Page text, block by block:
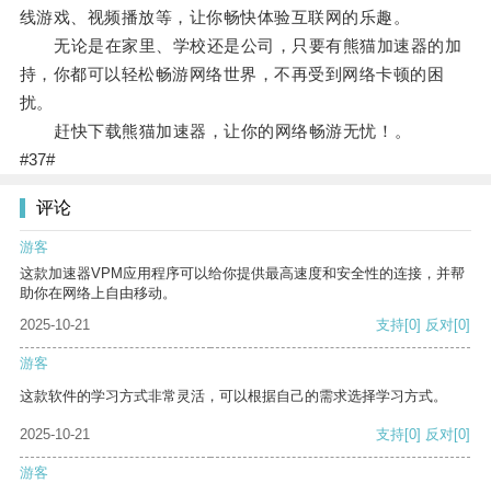
线游戏、视频播放等，让你畅快体验互联网的乐趣。
无论是在家里、学校还是公司，只要有熊猫加速器的加
持，你都可以轻松畅游网络世界，不再受到网络卡顿的困
扰。
赶快下载熊猫加速器，让你的网络畅游无忧！。
#37#
评论
游客
这款加速器VPM应用程序可以给你提供最高速度和安全性的连接，并帮
助你在网络上自由移动。
2025-10-21
支持[0] 反对[0]
游客
这款软件的学习方式非常灵活，可以根据自己的需求选择学习方式。
2025-10-21 支持[0] 反对[0]
游客